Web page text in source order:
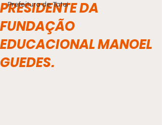
Prefeitura de Tatuí
PRESIDENTE DA
FUNDAÇÃO
EDUCACIONAL MANOEL
GUEDES.